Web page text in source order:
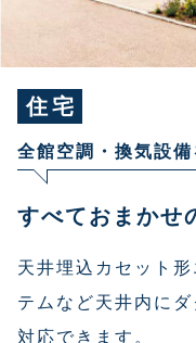
住宅
全館空調・換気設
すべておまかせ
天井埋込カセット
テムなど天井内に
対応できます。